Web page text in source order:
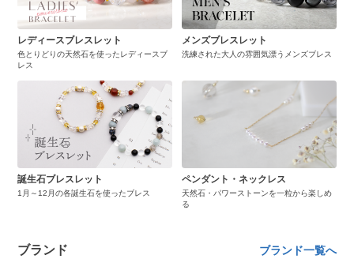
レディースブレスレット
色とりどりの天然石を使ったレディースブ
レス
メンズブレスレット
洗練された大人の雰囲気漂うメンズブレス
誕生石ブレスレット
1月～12月の各誕生石を使ったブレス
ペンダント・ネックレス
天然石・パワーストーンを一粒から楽しめ
る
ブランド ブランド一覧へ